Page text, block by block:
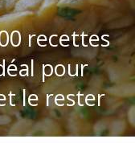
recettes
pour
le rester